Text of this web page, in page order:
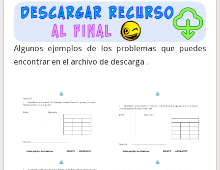
Algunos ejemplos de los problemas que puedes
encontrar en el archivo de descarga .